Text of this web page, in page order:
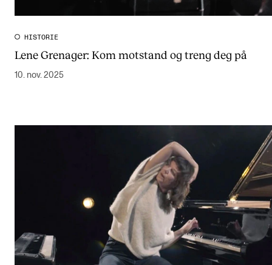
HISTORIE
Lene Grenager: Kom motstand og treng deg på
10. nov. 2025